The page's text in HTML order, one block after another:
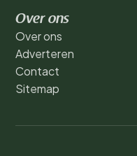
Over ons
Over ons
Adverteren
Contact
Sitemap